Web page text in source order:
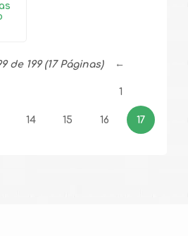
de 199 (17 Páginas) ←
1
14 15 16 17